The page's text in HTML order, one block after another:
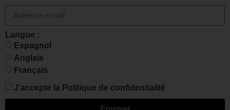
Langue :
Espagnol
Anglais
Français
J'accepte la Politique de confidentialité